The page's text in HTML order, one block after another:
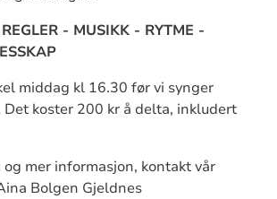
- MUSIKK - RYTME -
middag kl 16.30 før vi synger
Det koster 200 kr å delta, inkludert
mer informasjon, kontakt vår
Bolgen Gjeldnes